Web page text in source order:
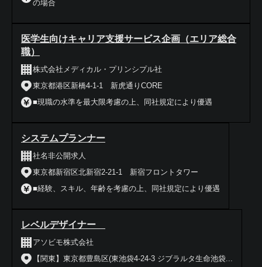
の場合
医学生向けキャリア支援サービス企画（エリア総合
職）
株式会社メディカル・プリンシプル社
東京都港区新橋4‐1‐1 新虎通りCORE
■現職の水準を最大限考慮の上、同社規定により優遇
システムプランナー
社名非公開求人
東京都新宿区北新宿2-21-1 新宿フロントタワー
■経験、スキル、年齢を考慮の上、同社規定により優遇
レベルデザイナー
アソビモ株式会社
【関東】東京都豊島区(東池袋4-24-3 ジブラルタ生命池袋...